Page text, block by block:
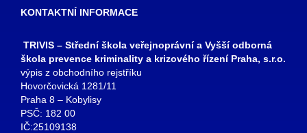
KONTAKTNÍ INFORMACE
TRIVIS – Střední škola veřejnoprávní a Vyšší odborná
škola prevence kriminality a krizového řízení Praha, s.r.o.
výpis z obchodního rejstříku
Hovorčovická 1281/11
Praha 8 – Kobylisy
PSČ: 182 00
IČ:25109138